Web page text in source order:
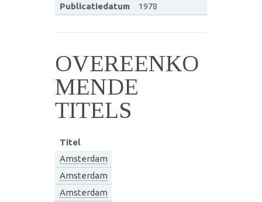
Publicatiedatum
1978
OVEREENKO
MENDE
TITELS
Titel
Amsterdam
Amsterdam
Amsterdam